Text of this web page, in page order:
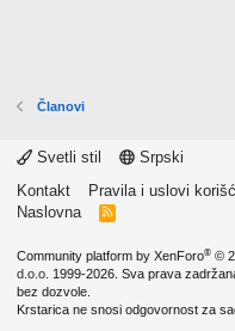
Članovi
Svetli stil
Srpski
Kontakt
Pravila i uslovi
Naslovna
R
Community platform by XenForo® ©
d.o.o. 1999-2026. Sva prava
bez dozvole.
Krstarica ne snosi odgovornost za